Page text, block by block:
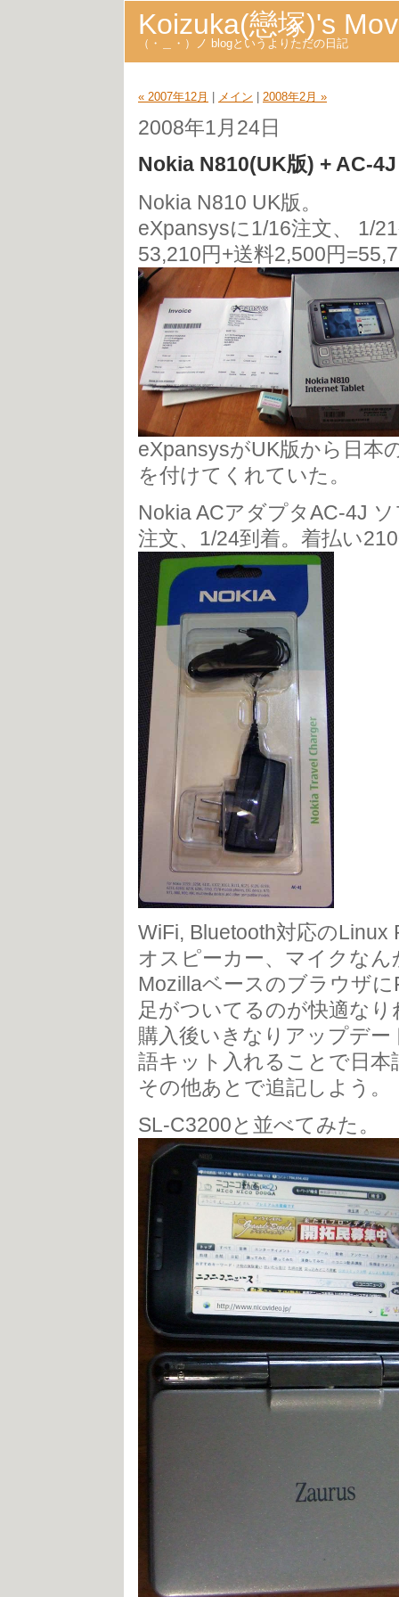
Koizuka(戀塚)'s
（・＿・）ノ blogというよりただの日記
« 2007年12月 メイン 2008年2月 »
2008年1月24日
Nokia N810(UK版) + AC-4J
Nokia N810 UK版。
eXpansysに1/16注文、 1/
53,210円+送料2,500円
eXpansysがUK版から日本
を付けてくれていた。
Nokia ACアダプタAC-4J
注文、1/24到着。着払い
WiFi, Bluetooth対応の
オスピーカー、マイクな
Mozillaベースのブラウザ
足がついてるのが快適なり
購入後いきなりアップデ
語キット入れることで日
その他あとで追記しよう。
SL-C3200と並べてみた。